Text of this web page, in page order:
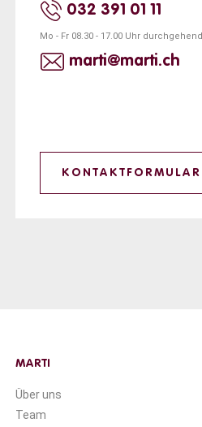
032 391 01 11
Mo - Fr 08.30 - 17.00 Uhr durchgehend
marti@marti.ch
KONTAKTFORMULAR
MARTI
Über uns
Team